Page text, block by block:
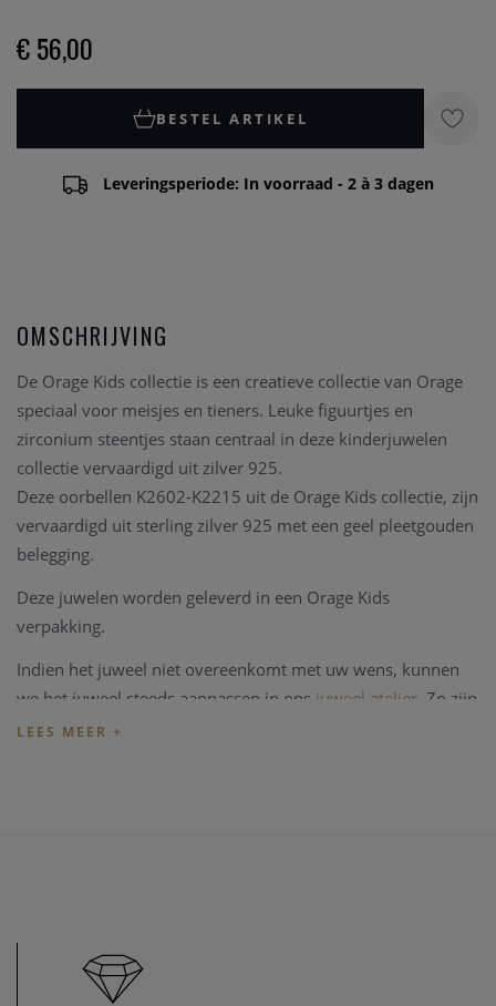
€ 56,00
BESTEL ARTIKEL
Leveringsperiode: In voorraad - 2 à 3 dagen
OMSCHRIJVING
De Orage Kids collectie is een creatieve collectie van Orage
speciaal voor meisjes en tieners. Leuke figuurtjes en
zirconium steentjes staan centraal in deze kinderjuwelen
collectie vervaardigd uit zilver 925.
Deze oorbellen K2602-K2215 uit de Orage Kids collectie, zijn
vervaardigd uit sterling zilver 925 met een geel pleetgouden
belegging.
Deze juwelen worden geleverd in een Orage Kids
verpakking.
Indien het juweel niet overeenkomt met uw wens, kunnen
we het juweel steeds aanpassen in ons juweel atelier . Zo zijn
ook al uw juweel herstellingen welkom in onze zaak, alsook